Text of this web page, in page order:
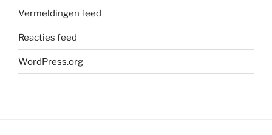
Vermeldingen feed
Reacties feed
WordPress.org